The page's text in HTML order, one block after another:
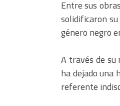
Entre sus
solidificaron
género negro
A través de su
ha dejado una
referente